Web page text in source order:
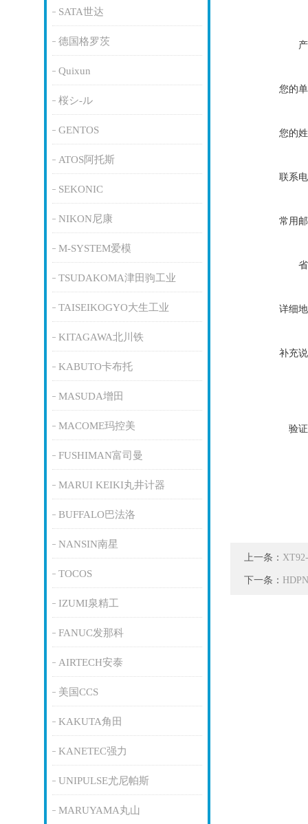
SATA世达
德国格罗茨
Quixun
桜シ-ル
GENTOS
ATOS阿托斯
SEKONIC
NIKON尼康
M-SYSTEM爱模
TSUDAKOMA津田驹工业
TAISEIKOGYO大生工业
KITAGAWA北川铁
KABUTO卡布托
MASUDA增田
MACOME玛控美
FUSHIMAN富司曼
MARUI KEIKI丸井计器
BUFFALO巴法洛
NANSIN南星
TOCOS
IZUMI泉精工
FANUC发那科
AIRTECH安泰
美国CCS
KAKUTA角田
KANETEC强力
UNIPULSE尤尼帕斯
MARUYAMA丸山
您的
您的
联系
常用
详细
补充
验
上一条：
下一条：